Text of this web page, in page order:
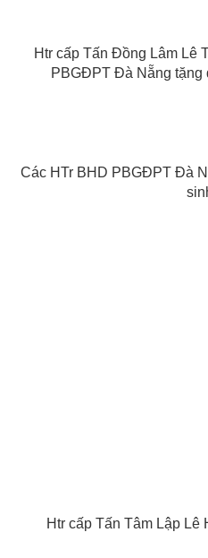
Htr cấp Tấn Đồng Lâm Lê
PBGĐPT Đà Nẵng tặng
Các HTr BHD PBGĐPT Đà
Htr cấp Tấn Tâm Lập Lê